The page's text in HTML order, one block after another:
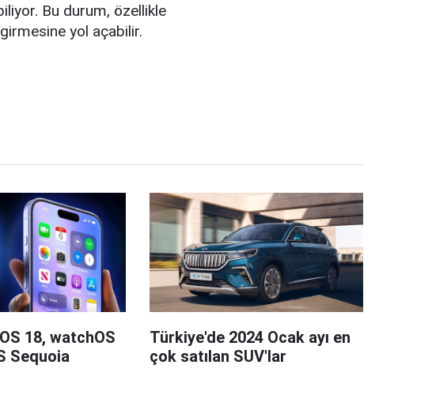
Bu durum, özellikle
yol açabilir.
18, watchOS
Sequoia
Türkiye'de 2024 Ocak ayı en
çok satılan SUV'lar